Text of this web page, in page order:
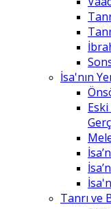
İsa'nın
Tanrı ve